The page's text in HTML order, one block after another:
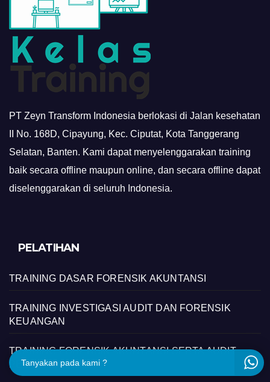
PT Zeyn Transform Indonesia berlokasi di Jalan kesehatan
II No. 168D, Cipayung, Kec. Ciputat, Kota Tanggerang
Selatan, Banten. Kami dapat menyelenggarakan training
baik secara offline maupun online, dan secara offline dapat
diselenggarakan di seluruh Indonesia.
PELATIHAN
TRAINING DASAR FORENSIK AKUNTANSI
TRAINING INVESTIGASI AUDIT DAN FORENSIK
KEUANGAN
TRAINING FORENSIK AKUNTANSI SERTA AUDIT
PENYELIDIKAN
Tanyakan pada kami ?